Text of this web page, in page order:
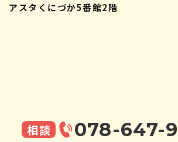
アスタくにづか5番館2階
相談 078-647-